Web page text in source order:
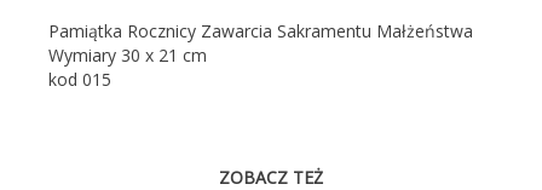
Pamiątka Rocznicy Zawarcia Sakramentu Małżeństwa
Wymiary 30 x 21 cm
kod 015
ZOBACZ TEŻ